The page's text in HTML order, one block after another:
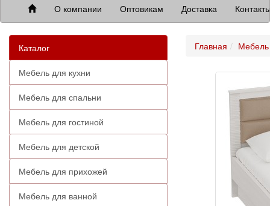
О компании Оптовикам Доставка
Каталог
Мебель для кухни
Мебель для спальни
Мебель для гостиной
Мебель для детской
Мебель для прихожей
Мебель для ванной
Главная